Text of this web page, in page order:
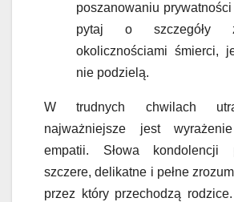
poszanowaniu
pytaj o szczegóły
okolicznościami śmierci,
nie podzielą.
W trudnych chwilach
najważniejsze jest
empatii. Słowa kondolencji
szczere, delikatne i pełne
przez który przechodzą